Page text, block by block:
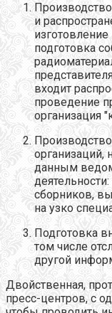
и
подготовка
входит
проведение
организация
организаций,
данным
сборников,
на узко
Подготовка
том числе
другой
Двойственная,
пресс-центров, с